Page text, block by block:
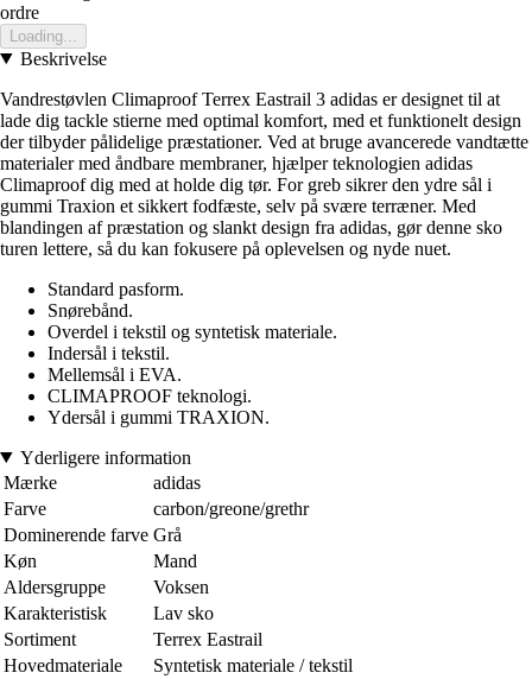
ordre
Loading...
Beskrivelse
Vandrestøvlen Climaproof Terrex Eastrail 3 adidas er designet til at
lade dig tackle stierne med optimal komfort, med et funktionelt design
der tilbyder pålidelige præstationer. Ved at bruge avancerede vandtætte
materialer med åndbare membraner, hjælper teknologien adidas
Climaproof dig med at holde dig tør. For greb sikrer den ydre sål i
gummi Traxion et sikkert fodfæste, selv på svære terræner. Med
blandingen af præstation og slankt design fra adidas, gør denne sko
turen lettere, så du kan fokusere på oplevelsen og nyde nuet.
Standard pasform.
Snørebånd.
Overdel i tekstil og syntetisk materiale.
Indersål i tekstil.
Mellemsål i EVA.
CLIMAPROOF teknologi.
Ydersål i gummi TRAXION.
Yderligere information
Mærke
adidas
Farve
carbon/greone/grethr
Dominerende farve Grå
Køn
Mand
Aldersgruppe
Voksen
Karakteristisk
Lav sko
Sortiment
Terrex Eastrail
Hovedmateriale
Syntetisk materiale / tekstil